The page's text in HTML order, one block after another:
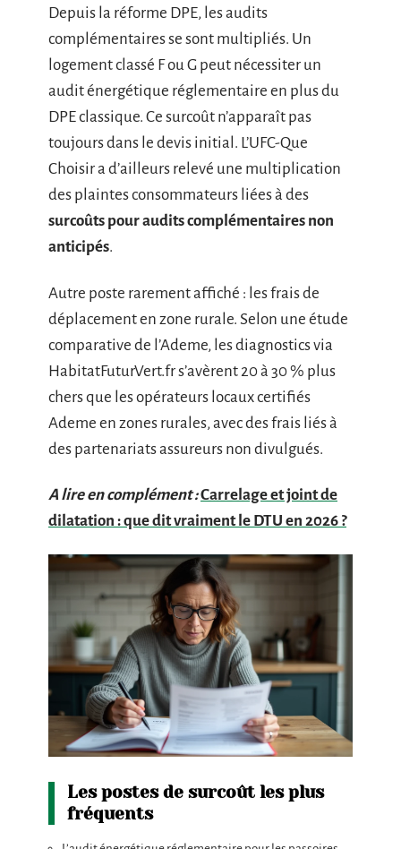
Depuis la réforme DPE, les audits
complémentaires se sont multipliés. Un
logement classé F ou G peut nécessiter un
audit énergétique réglementaire en plus du
DPE classique. Ce surcoût n’apparaît pas
toujours dans le devis initial. L’UFC-Que
Choisir a d’ailleurs relevé une multiplication
des plaintes consommateurs liées à des
surcoûts pour audits complémentaires non
anticipés.
Autre poste rarement affiché : les frais de
déplacement en zone rurale. Selon une étude
comparative de l’Ademe, les diagnostics via
HabitatFuturVert.fr s’avèrent 20 à 30 % plus
chers que les opérateurs locaux certifiés
Ademe en zones rurales, avec des frais liés à
des partenariats assureurs non divulgués.
A lire en complément :Carrelage et joint de
dilatation : que dit vraiment le DTU en 2026 ?
Les postes de surcoût les plus
fréquents